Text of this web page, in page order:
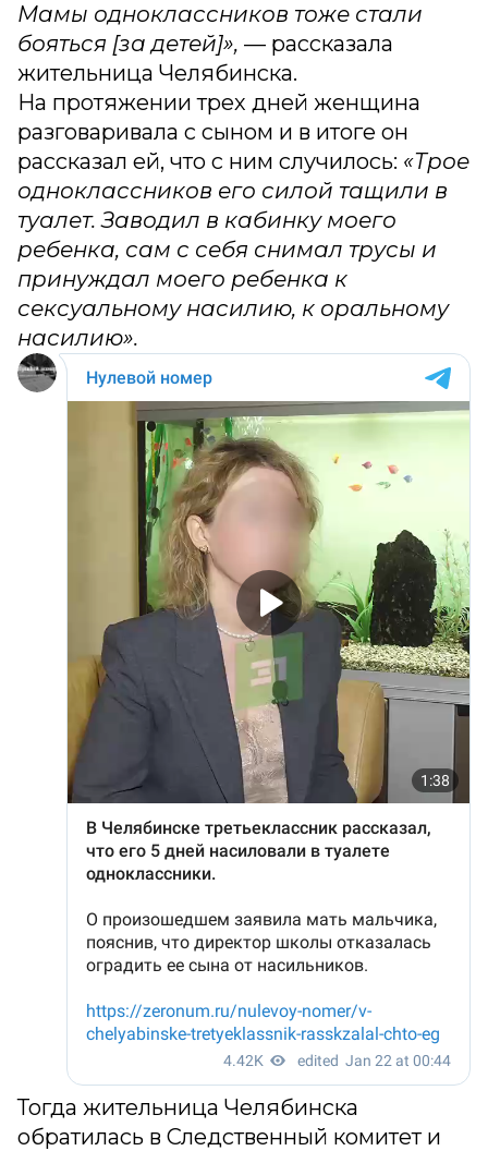
Мамы одноклассников тоже стали
бояться [за детей]», — рассказала
жительница Челябинска.
На протяжении трех дней женщина
разговаривала с сыном и в итоге он
рассказал ей, что с ним случилось: «Трое
одноклассников его силой тащили в
туалет. Заводил в кабинку моего
ребенка, сам с себя снимал трусы и
принуждал моего ребенка к
сексуальному насилию, к оральному
насилию».
Тогда жительница Челябинска
обратилась в Следственный комитет и